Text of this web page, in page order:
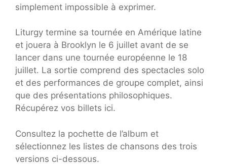
simplement impossible à exprimer.
Liturgy termine sa tournée en Amérique latine
et jouera à Brooklyn le 6 juillet avant de se
lancer dans une tournée européenne le 18
juillet. La sortie comprend des spectacles solo
et des performances de groupe complet, ainsi
que des présentations philosophiques.
Récupérez vos billets ici.
Consultez la pochette de l’album et
sélectionnez les listes de chansons des trois
versions ci-dessous.